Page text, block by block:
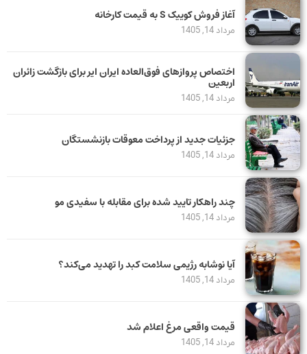
آغاز فروش کوییک S به قیمت کارخانه
مرداد 14, 1405
اختصاص پروازهای فوق‌العاده ایران ایر برای بازگشت زائران
اربعین
مرداد 14, 1405
جزئیات جدید از پرداخت معوقات بازنشستگان
مرداد 14, 1405
چند راهکار تایید شده برای مقابله با سفیدی مو
مرداد 14, 1405
آیا نوشابه رژیمی سلامت کبد را تهدید می‌کند؟
مرداد 14, 1405
قیمت واقعی مرغ اعلام شد
مرداد 14, 1405